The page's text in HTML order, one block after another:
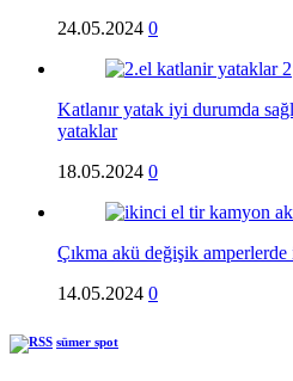
24.05.2024 0
Katlanır yatak iyi durumda
yataklar
18.05.2024 0
Çıkma akü değişik
14.05.2024 0
sümer spot